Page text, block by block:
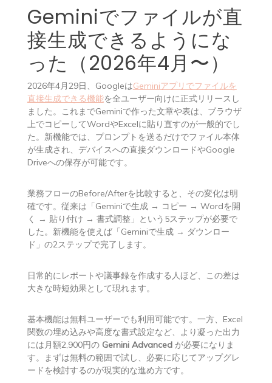
Geminiでファイルが直
接生成できるようにな
った（2026年4月〜）
2026年4月29日、GoogleはGeminiアプリでファイルを
直接生成できる機能を全ユーザー向けに正式リリースし
ました。これまでGeminiで作った文章や表は、ブラウザ
上でコピーしてWordやExcelに貼り直すのが一般的でし
た。新機能では、プロンプトを送るだけでファイル本体
が生成され、デバイスへの直接ダウンロードやGoogle
Driveへの保存が可能です。
業務フローのBefore/Afterを比較すると、その変化は明
確です。従来は「Geminiで生成 → コピー → Wordを開
く → 貼り付け → 書式調整」という5ステップが必要で
した。新機能を使えば「Geminiで生成 → ダウンロー
ド」の2ステップで完了します。
日常的にレポートや議事録を作成する人ほど、この差は
大きな時短効果として現れます。
基本機能は無料ユーザーでも利用可能です。一方、Excel
関数の埋め込みや高度な書式設定など、より凝った出力
には月額2,900円の Gemini Advancedが必要になりま
す。まずは無料の範囲で試し、必要に応じてアップグレ
ードを検討するのが現実的な進め方です。